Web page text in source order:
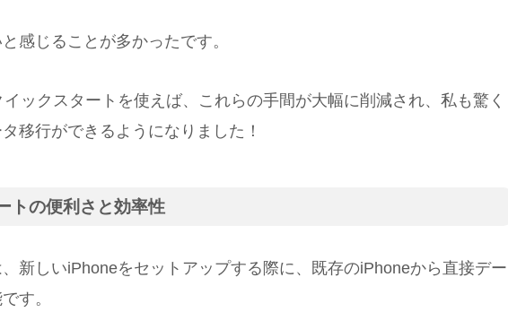
感じることが多かったです。
ックスタートを使えば、これらの手間が大幅に削減され、私も驚く
移行ができるようになりました！
トの便利さと効率性
新しいiPhoneをセットアップする際に、既存のiPhoneから直接デー
す。